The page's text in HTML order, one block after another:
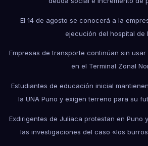
El 14 de agosto se conocerá a la
ejecución del hospital de
Empresas de transporte continúan sin
en el Terminal Zonal
Estudiantes de educación inicial
la UNA Puno y exigen terreno para su
Exdirigentes de Juliaca protestan en Puno
las investigaciones del caso «los